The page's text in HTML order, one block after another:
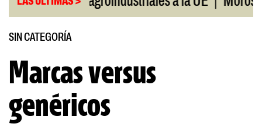
SIN CATEGORÍA
Marcas versus
genéricos